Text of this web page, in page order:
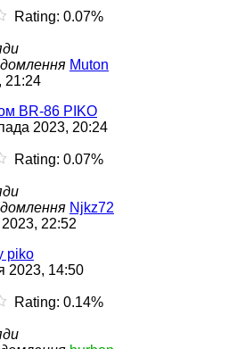
Rating: 0.07%
Muton
21:24
BR-86 PIKO
2023, 20:24
Rating: 0.07%
Njkz72
22:52
piko
2023, 14:50
Rating: 0.14%